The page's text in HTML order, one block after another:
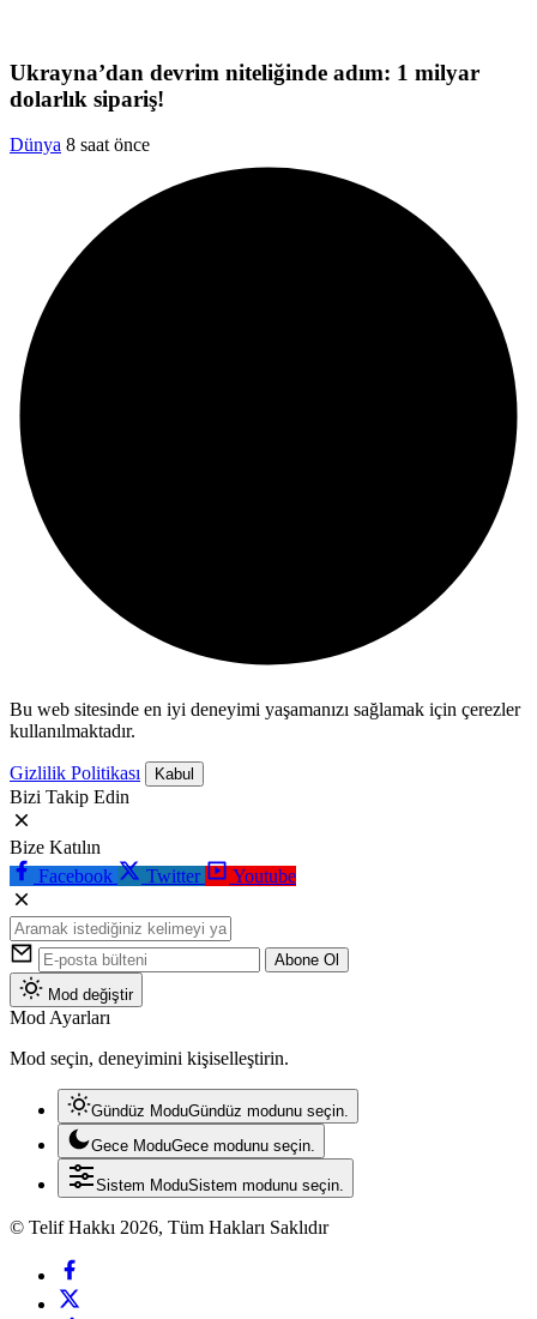
Ukrayna’dan devrim niteliğinde adım: 1 milyar
dolarlık sipariş!
Dünya 8 saat önce
Bu web sitesinde en iyi deneyimi yaşamanızı sağlamak için çerezler
kullanılmaktadır.
Gizlilik Politikası Kabul
Bizi Takip Edin
Bize Katılın
Facebook
Twitter Youtube
Abone Ol
Mod değiştir
Mod Ayarları
Mod seçin, deneyimini kişiselleştirin.
Gündüz ModuGündüz modunu seçin.
Gece ModuGece modunu seçin.
Sistem ModuSistem modunu seçin.
© Telif Hakkı 2026, Tüm Hakları Saklıdır